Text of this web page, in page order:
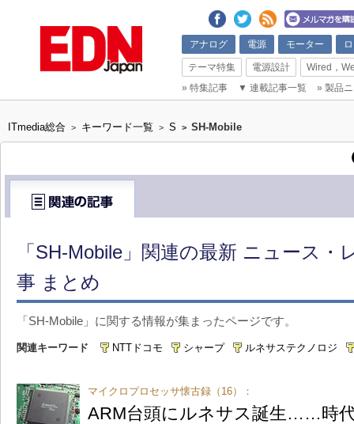
アナログ 電源 モーター
テーマ特集 電源設計
Wired，
» 特集記事 ▼ 連載記事一覧 » 製品
ITmedia総合 > キーワード一覧 > S > SH-Mobile
「SH-Mobile」関連の最新 ニュース・
事 まとめ
「SH-Mobile」に関する情報が集まったページです。
関連キーワード NTTドコモ シャープ ルネサステクノロジ
マイクロプロセッサ懐古録（16）：
ARM台頭にルネサス誕生……時